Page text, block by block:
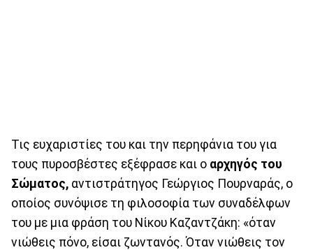
Τις ευχαριστίες του και την περηφάνια του για
τους πυροσβέστες εξέφρασε και ο αρχηγός του
Σώματος, αντιστράτηγος Γεώργιος Πουρναράς, ο
οποίος συνόψισε τη φιλοσοφία των συναδέλφων
του με μια φράση του Νίκου Καζαντζάκη: «όταν
νιώθεις πόνο, είσαι ζωντανός. Όταν νιώθεις τον